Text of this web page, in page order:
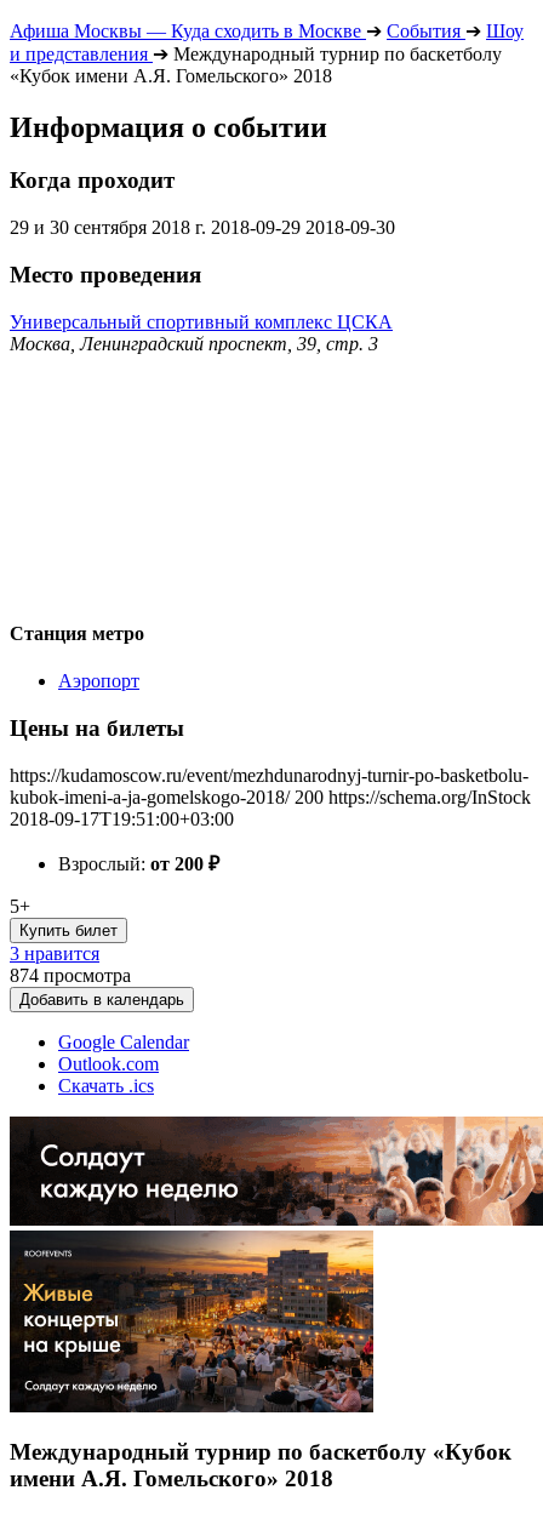
Афиша Москвы — Куда сходить в Москве ➔ События ➔ Шоу
и представления ➔ Международный турнир по баскетболу
«Кубок имени А.Я. Гомельского» 2018
Информация о событии
Когда проходит
29 и 30 сентября 2018 г. 2018-09-29 2018-09-30
Место проведения
Универсальный спортивный комплекс ЦСКА
Москва, Ленинградский проспект, 39, стр. 3
Станция метро
Аэропорт
Цены на билеты
https://kudamoscow.ru/event/mezhdunarodnyj-turnir-po-basketbolu-
kubok-imeni-a-ja-gomelskogo-2018/ 200 https://schema.org/InStock
2018-09-17T19:51:00+03:00
Взрослый: от 200 ₽
5+
Купить билет
3 нравится
874 просмотра
Добавить в календарь
Google Calendar
Outlook.com
Скачать .ics
Международный турнир по баскетболу «Кубок
имени А.Я. Гомельского» 2018